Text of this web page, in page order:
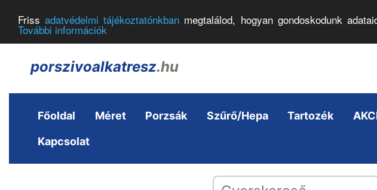
Frissadatvédelmi tájékoztatónkban megtalálod, hogyan gondoskodunk
További információk
porszivoalkatresz.hu
Főoldal Méret Porzsák Szűrő/Hepa Tartozék
Kapcsolat